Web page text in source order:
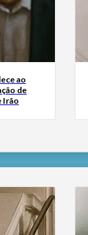
ao
de
Irão